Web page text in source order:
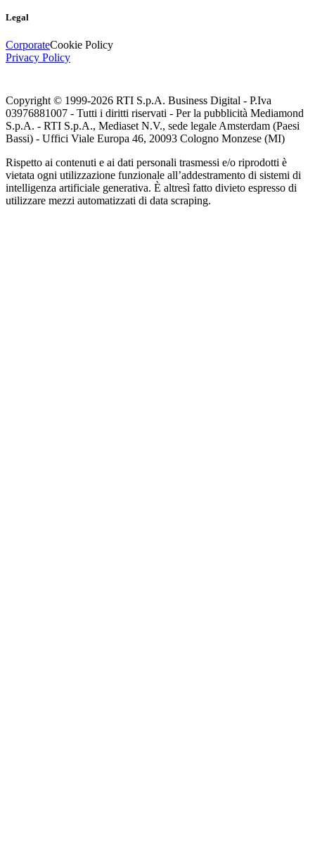
Legal
CorporateCookie Policy
Privacy Policy
Copyright © 1999-2026 RTI S.p.A. Business Digital - P.Iva
03976881007 - Tutti i diritti riservati - Per la pubblicità Mediamond
S.p.A. - RTI S.p.A., Mediaset N.V., sede legale Amsterdam (Paesi
Bassi) - Uffici Viale Europa 46, 20093 Cologno Monzese (MI)
Rispetto ai contenuti e ai dati personali trasmessi e/o riprodotti è
vietata ogni utilizzazione funzionale all’addestramento di sistemi di
intelligenza artificiale generativa. È altresì fatto divieto espresso di
utilizzare mezzi automatizzati di data scraping.